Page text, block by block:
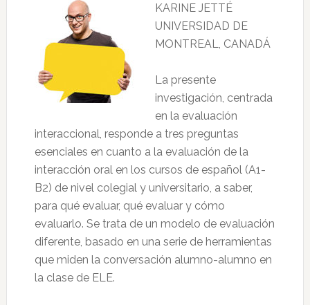
KARINE JETTÉ
UNIVERSIDAD DE
MONTREAL, CANADÁ
La presente
investigación, centrada
en la evaluación
interaccional, responde a tres preguntas
esenciales en cuanto a la evaluación de la
interacción oral en los cursos de español (A1-
B2) de nivel colegial y universitario, a saber,
para qué evaluar, qué evaluar y cómo
evaluarlo. Se trata de un modelo de evaluación
diferente, basado en una serie de herramientas
que miden la conversación alumno-alumno en
la clase de ELE.